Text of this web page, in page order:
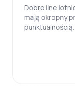
3.5
Dobre line
mają okropny